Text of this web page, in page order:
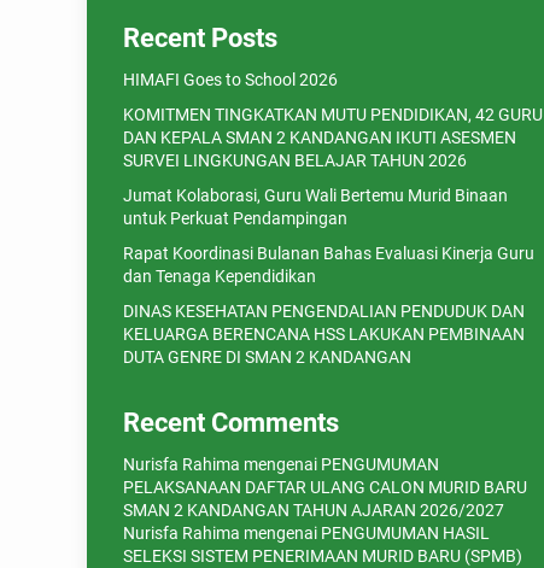
Recent Posts
HIMAFI Goes to School 2026
KOMITMEN TINGKATKAN MUTU PENDIDIKAN, 42 GURU
DAN KEPALA SMAN 2 KANDANGAN IKUTI ASESMEN
SURVEI LINGKUNGAN BELAJAR TAHUN 2026
Jumat Kolaborasi, Guru Wali Bertemu Murid Binaan
untuk Perkuat Pendampingan
Rapat Koordinasi Bulanan Bahas Evaluasi Kinerja Guru
dan Tenaga Kependidikan
DINAS KESEHATAN PENGENDALIAN PENDUDUK DAN
KELUARGA BERENCANA HSS LAKUKAN PEMBINAAN
DUTA GENRE DI SMAN 2 KANDANGAN
Recent Comments
Nurisfa Rahima mengenai PENGUMUMAN
PELAKSANAAN DAFTAR ULANG CALON MURID BARU
SMAN 2 KANDANGAN TAHUN AJARAN 2026/2027
Nurisfa Rahima mengenai PENGUMUMAN HASIL
SELEKSI SISTEM PENERIMAAN MURID BARU (SPMB)